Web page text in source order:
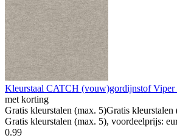
Kleurstaal CATCH (vouw)gordijnstof Viper
met korting
Gratis kleurstalen (max. 5)Gratis kleurstalen
Gratis kleurstalen (max. 5), voordeelprijs:
0.99